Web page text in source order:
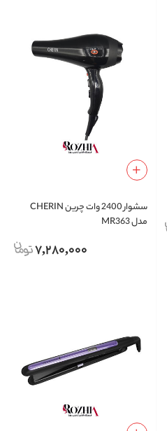
سشوار 2400 وات چرین CHERIN
مدل MR363
7,280,000